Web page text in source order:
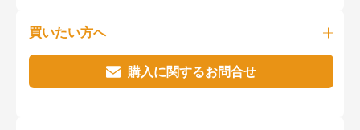
買いたい方へ
購入に関するお問合せ